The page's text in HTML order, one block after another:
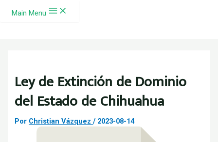
Ir al contenido
Main Menu
Ley de Extinción de Dominio
del Estado de Chihuahua
Por Christian Vázquez/ 2023-08-14